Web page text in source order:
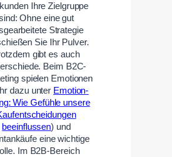
Ihre Zielgruppe
Ohne eine gut
Strategie
Sie Ihr Pulver.
gibt es auch
Beim B2C-
spielen Emotionen
dazu unter Emotion-
Wie Gefühle unsere
beeinflussen) und
eine wichtige
Im B2B-Bereich